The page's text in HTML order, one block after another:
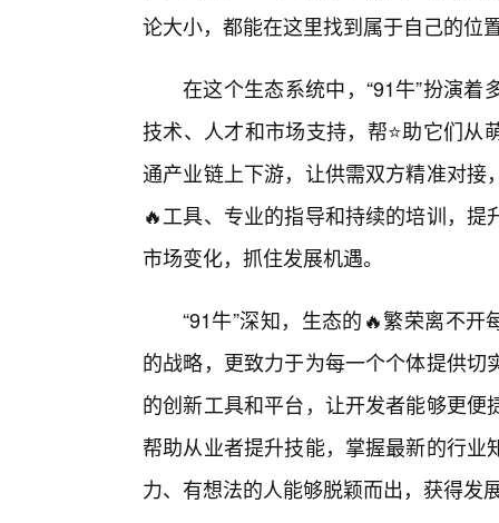
论大小，都能在这里找到属于自己的位
在这个生态系统中，“91牛”扮演
技术、人才和市场支持，帮⭐助它们
通产业链上下游，让供需双方精准对
🔥工具、专业的指导和持续的培训，
市场变化，抓住发展机遇。
“91牛”深知，生态的🔥繁荣离不
的战略，更致力于为每一个个体提供
的创新工具和平台，让开发者能够更
帮助从业者提升技能，掌握最新的行
力、有想法的人能够脱颖而出，获得发